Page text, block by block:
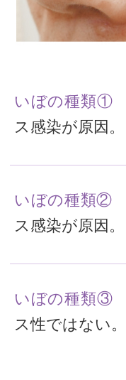
いぼの種類①
ス感染が原因。
いぼの種類②
ス感染が原因。
いぼの種類③
ス性ではない。